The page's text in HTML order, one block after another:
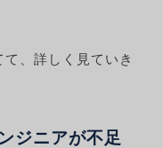
、詳しく見ていき
ジニアが不足